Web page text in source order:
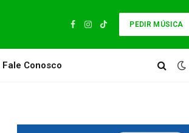
Facebook
Instagram
TikTok
PEDIR MÚSICA
Fale Conosco